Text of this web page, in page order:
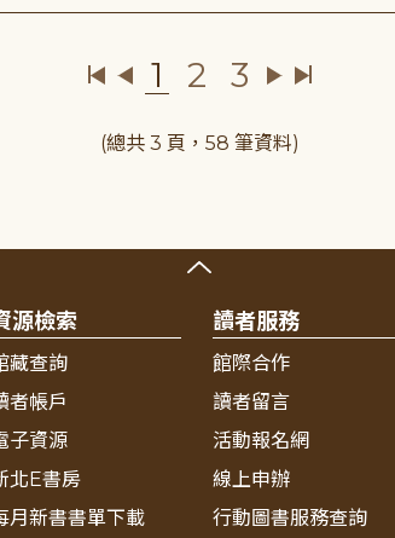
1 2 3
(總共 3 頁，58 筆資料)
源檢索
藏查詢
者帳戶
子資源
北E書房
月新書書單下載
讀者服務
館際合作
讀者留言
活動報名網
線上申辦
行動圖書服務查詢